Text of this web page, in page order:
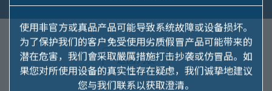
返回列表
使用非官方或真品产品可能导致系统故障或设备损坏。
为了保护我们的客户免受使用劣质假冒产品可能带来的
潜在危害，我们會采取嚴厲措施打击抄袭或仿冒品。 如
果您对所使用设备的真实性存在疑虑，我们诚挚地建议
您与我们联系以获取澄清。